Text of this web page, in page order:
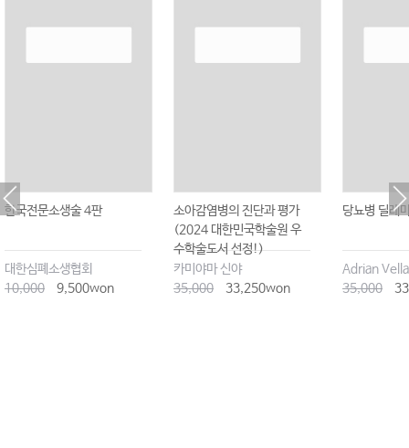
한국전문소생술 4판
대한심폐소생협회
10,000
9,500won
소아감염병의 진단과 평가
(2024 대한민국학술원 우
수학술도서 선정!)
카미야마 신야
35,000
33,250won
당뇨병 딜레
Adrian Vella
35,000